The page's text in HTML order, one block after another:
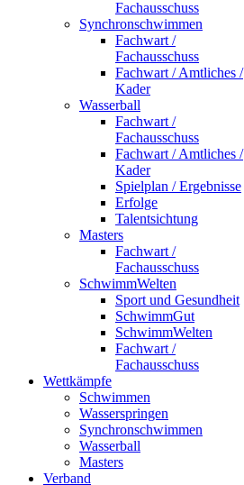
Fachausschuss
Synchronschwimmen
Fachwart /
Fachausschuss
Fachwart / Amtliches /
Kader
Wasserball
Fachwart /
Fachausschuss
Fachwart / Amtliches /
Kader
Spielplan / Ergebnisse
Erfolge
Talentsichtung
Masters
Fachwart /
Fachausschuss
SchwimmWelten
Sport und Gesundheit
SchwimmGut
SchwimmWelten
Fachwart /
Fachausschuss
Wettkämpfe
Schwimmen
Wasserspringen
Synchronschwimmen
Wasserball
Masters
Verband